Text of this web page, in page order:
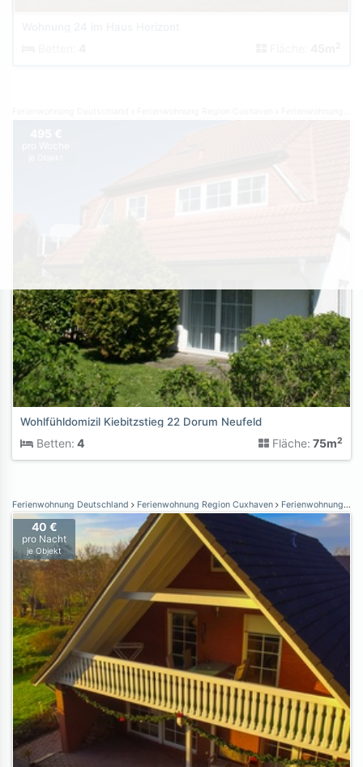
Wohlfühldomizil Kiebitzstieg 22 Dorum Neufeld
Betten: 4 Fläche: 75m2
Ferienwohnung Deutschland Ferienwohnung Region Cuxhaven Ferienwohnung Otterndorf
40 €
pro Nacht
je Objekt